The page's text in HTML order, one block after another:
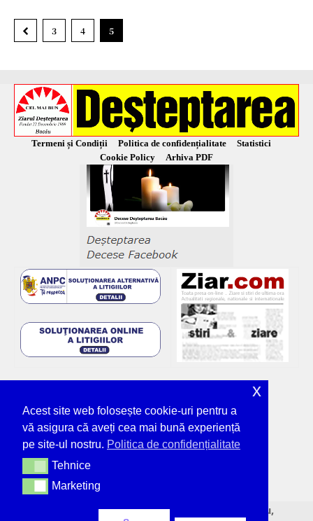
3 4 5
Termeni și Condiții Politica de confidențialitate
Statistici
Cookie Policy
Arhiva PDF
© Deșteptarea - unicul ziar tipărit din Bacău,
Acest site web folosește cookie-uri pentru a
vă asigura că aveți cea mai bună experiență
pe site-ul nostru. Politica de confidențialitate
TehniceTehnice
MarketingMarketing
x